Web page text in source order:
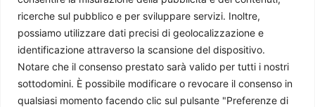
ricerche sul pubblico e per sviluppare servizi. Inoltre,
possiamo utilizzare dati precisi di geolocalizzazione e
identificazione attraverso la scansione del dispositivo.
Notare che il consenso prestato sarà valido per tutti i nostri
sottodomini. È possibile modificare o revocare il consenso in
qualsiasi momento facendo clic sul pulsante "Preferenze di